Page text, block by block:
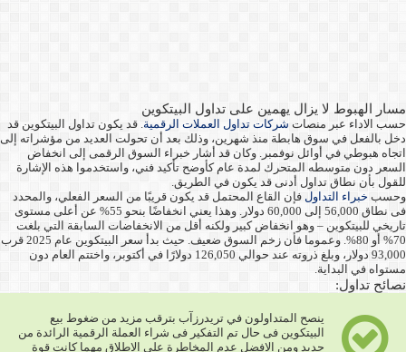
مسار الهبوط لا يزال يهمين على تداول البيتكوين
حسب الاداء عبر منصات شركات تداول العملات الرقمية. قد يكون تداول البيتكوين قد
دخل بالفعل في سوق هابطة منذ شهرين، وذلك بعد أن تحولت العديد من مؤشراته إلى
اتجاه هبوطي في أوائل نوفمبر. وكان قد أشار خبراء السوق الرقمى إلى انخفاض
السعر دون متوسطه المتحرك لمدة عام كأوضح تأكيد فني، واستخدموا هذه الإشارة
للقول بأن نطاق تداول أدنى قد يكون في الطريق.
وحسب خبراء التداول فإن القاع المحتمل قد يكون قريبًا من السعر الفعلي، والمحدد
فى نطاق 56,000 إلى 60,000 دولار. وهذا يعني انخفاضًا بنحو 55% عن أعلى مستوى
تاريخي للبيتكوين – وهو انخفاض كبير ولكنه أقل من الانخفاضات السابقة التي بلغت
70% أو 80%. وعموما فأن زخم السوق ضعيف. حيث بدأ سعر البيتكوين عام 2025 قرب
93,000 دولار، وبلغ ذروته عند حوالي 126,050 دولارًا في أكتوبر، واختتم العام دون
مستواه في البداية.
نصائح تداول:
ينصح المتداولون في تريدرزآب بترقب مزيد من ضغوط بيع
البيتكوين فى حال تم التفكير فى شراء العملة الرقمية الرائدة من
جديد ومن الافضل عدم المخاطرة على الاطلاق مهما كانت قوة